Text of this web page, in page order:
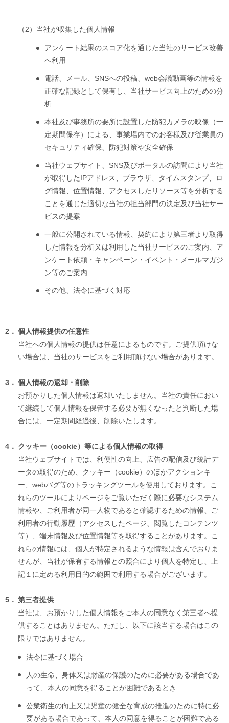
（2） 当社が収集した個人情報
アンケート結果のスコア化を通じた当社のサービス改善
へ利用
電話、メール、SNSへの投稿、web会議動画等の情報を
正確な記録として保有し、当社サービス向上のための分
析
本社及び事務所の要所に設置した防犯カメラの映像（一
定期間保存）による、事業場内でのお客様及び従業員の
セキュリティ確保、防犯対策や安全確保
当社ウェブサイト、SNS及びポータルの訪問により当社
が取得したIPアドレス、ブラウザ、タイムスタンプ、ロ
グ情報、位置情報、アクセスしたリソース等を分析する
ことを通じた適切な当社の担当部門の決定及び当社サー
ビスの提案
一般に公開されている情報、契約により第三者より取得
した情報を分析又は利用した当社サービスのご案内、ア
ンケート依頼・キャンペーン・イベント・メールマガジ
ン等のご案内
その他、法令に基づく対応
2． 個人情報提供の任意性
当社への個人情報の提供は任意によるものです。ご提供頂けな
い場合は、当社のサービスをご利用頂けない場合があります。
3． 個人情報の返却・削除
お預かりした個人情報は返却いたしません。当社の責任におい
て継続して個人情報を保管する必要が無くなったと判断した場
合には、一定期間経過後、削除いたします。
4． クッキー（cookie）等による個人情報の取得
当社ウェブサイトでは、利便性の向上、広告の配信及び統計デ
ータの取得のため、クッキー（cookie）のほかアクションキ
ー、webバグ等のトラッキングツールを使用しております。こ
れらのツールによりページをご覧いただく際に必要なシステム
情報や、ご利用者が同一人物であると確認するための情報、ご
利用者の行動履歴（アクセスしたページ、閲覧したコンテンツ
等）、端末情報及び位置情報等を取得することがあります。こ
れらの情報には、個人が特定されるような情報は含んでおりま
せんが、当社が保有する情報との照合により個人を特定し、上
記１に定める利用目的の範囲で利用する場合がございます。
5． 第三者提供
当社は、お預かりした個人情報をご本人の同意なく第三者へ提
供することはありません。ただし、以下に該当する場合はこの
限りではありません。
法令に基づく場合
人の生命、身体又は財産の保護のために必要がある場合であ
って、本人の同意を得ることが困難であるとき
公衆衛生の向上又は児童の健全な育成の推進のために特に必
要がある場合であって、本人の同意を得ることが困難である